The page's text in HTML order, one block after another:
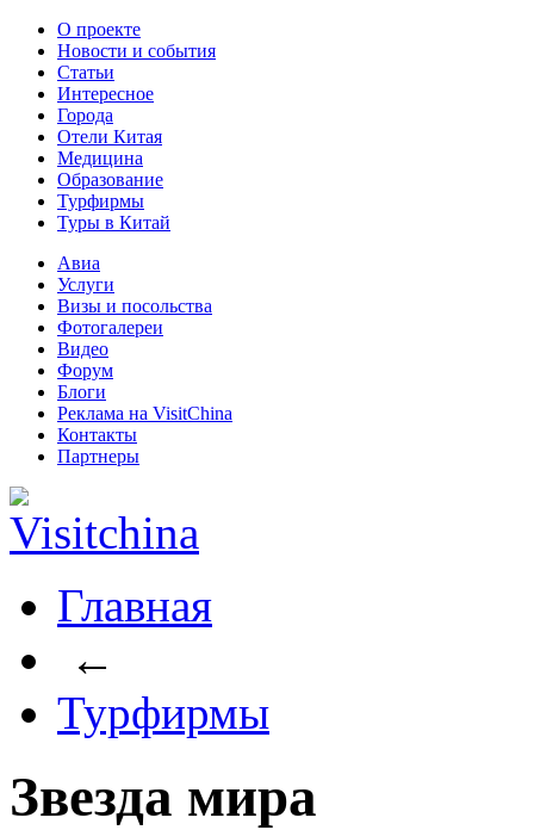
О проекте
Новости и события
Статьи
Интересное
Города
Отели Китая
Медицина
Образование
Турфирмы
Туры в Китай
Авиа
Услуги
Визы и посольства
Фотогалереи
Видео
Форум
Блоги
Реклама на VisitChina
Контакты
Партнеры
Главная
←
Турфирмы
Звезда мира